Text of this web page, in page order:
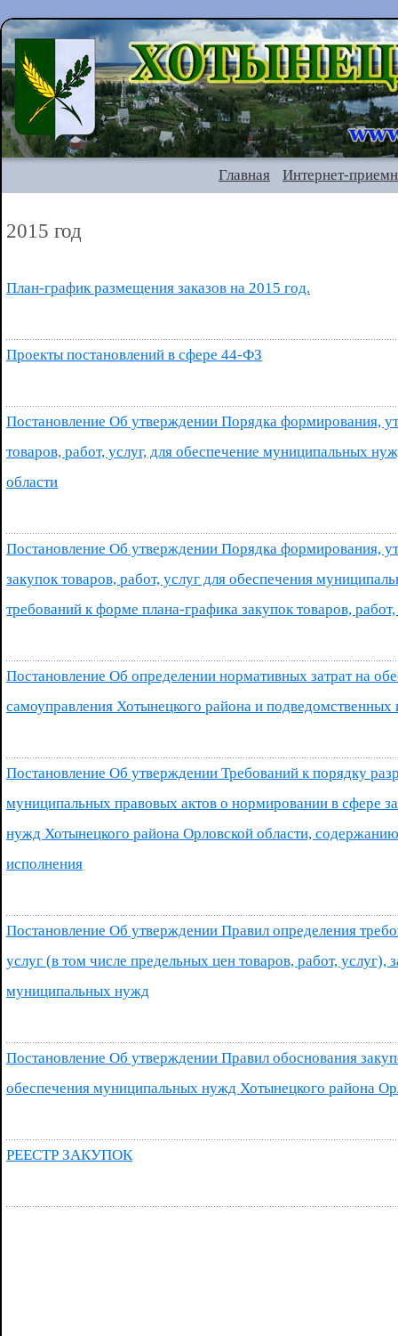
Главная Интернет-
2015 год
План-график размещения заказов на 2015 год.
Проекты постановлений в сфере 44-ФЗ
Постановление Об утверждении Порядка формирования,
товаров, работ, услуг, для обеспечение муниципальных
области
Постановление Об утверждении Порядка формирования,
закупок товаров, работ, услуг для обеспечения
требований к форме плана-графика закупок товаров, работ,
Постановление Об определении нормативных затрат на
самоуправления Хотынецкого района и
Постановление Об утверждении Требований к порядку
муниципальных правовых актов о нормировании в сфере
нужд Хотынецкого района Орловской области,
исполнения
Постановление Об утверждении Правил определения
услуг (в том числе предельных цен товаров, работ, услуг),
муниципальных нужд
Постановление Об утверждении Правил обоснования
обеспечения муниципальных нужд Хотынецкого района
РЕЕСТР ЗАКУПОК